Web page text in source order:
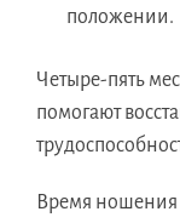
положении.
Четыре-пять
помогают
Время ношения